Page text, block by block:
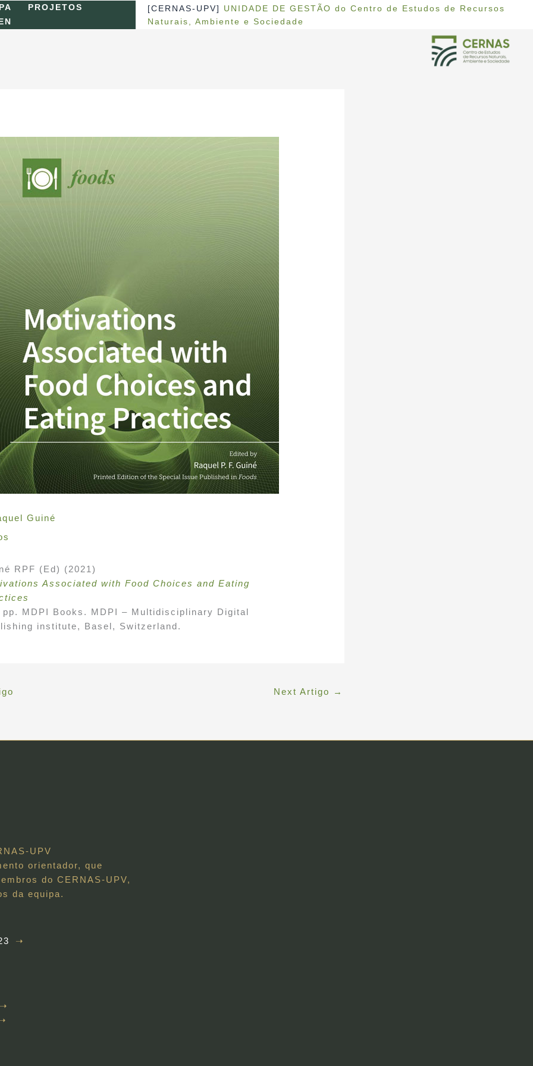
PROJETOS
[CERNAS-UPV] UNIDADE DE GESTÃO do Centro de Estudos de Recursos
Naturais, Ambiente e Sociedade
Guiné
RPF (Ed) (2021)
Associated with Food Choices and Eating
pp. MDPI Books. MDPI – Multidisciplinary Digital
institute, Basel, Switzerland.
Next Artigo →
UPV
orientador, que
do CERNAS-UPV,
da equipa.